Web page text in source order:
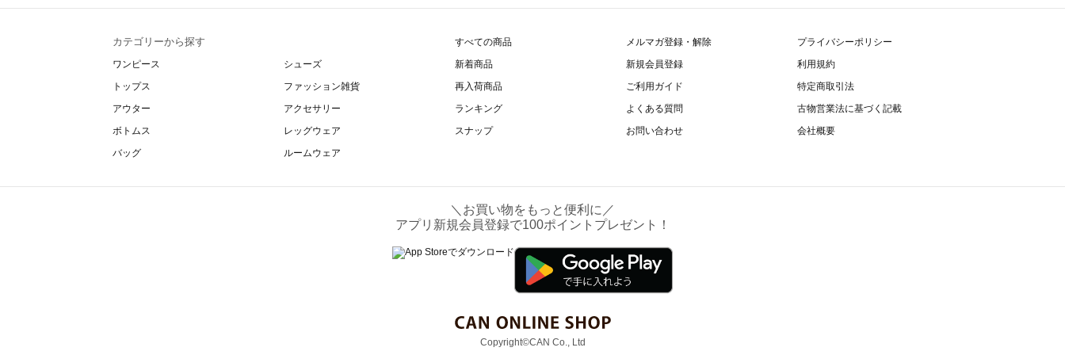
カテゴリーから探す
ワンピース
トップス
アウター
ボトムス
バッグ
シューズ
ファッション雑貨
アクセサリー
レッグウェア
ルームウェア
すべての商品
新着商品
再入荷商品
ランキング
スナップ
メルマガ登録・解除
新規会員登録
ご利用ガイド
よくある質問
お問い合わせ
プライバシーポリシー
利用規約
特定商取引法
古物営業法に基づく記載
会社概要
＼お買い物をもっと便利に／
アプリ新規会員登録で100ポイントプレゼント！
Copyright©CAN Co., Ltd